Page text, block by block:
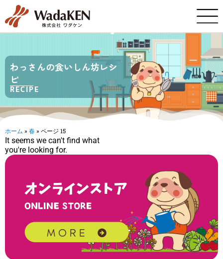
わっさんの食いしん坊レシ
ピ
RECIPE
ホーム » 春» ページ 15
It seems we can't find what
you're looking for.